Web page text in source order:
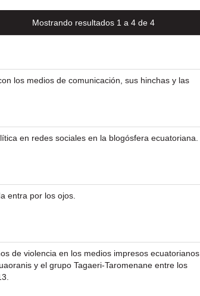
Mostrando resultados 1 a 4 de 4
los medios de comunicación, sus hinchas y las
en redes sociales en la blogósfera ecuatoriana.
entra por los ojos.
de violencia en los medios impresos ecuatorianos
y el grupo Tagaeri-Taromenane entre los